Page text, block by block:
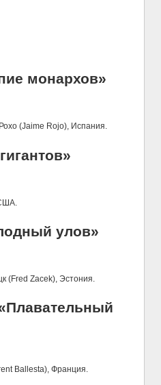
монархов»
(Jaime Rojo), Испания.
улов»
(Fred Zacek), Эстония.
Ballesta), Франция.